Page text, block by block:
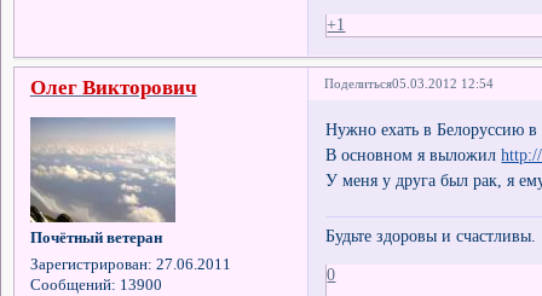
+1
Поделиться05.03.2012 12:54
Олег Викторович
Почётный ветеран
Зарегистрирован: 27.06.2011
Сообщений: 13900
Нужно ехать в Белоруссию
В основном я выложил
У меня у друга был рак, я
Будьте здоровы и счастливы.
0